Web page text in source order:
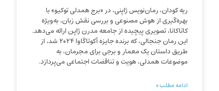
ریه کودان، رمان‌نویس ژاپنی، در «برج همدلی توکیو» با
بهره‌گیری از هوش مصنوعی و بررسی نقش زبان، به‌ویژه
کاتاکانا، تصویری پیچیده از جامعه مدرن ژاپن ارائه می‌دهد.
این رمان جنجالی، که برنده جایزه آکوتاگاوا ۲۰۲۴ شد، از
طریق داستان یک معمار و برجی برای مجرمان، به
موضوعات همدلی، هویت و تناقضات اجتماعی می‌پردازد.
ادامه مطلب »